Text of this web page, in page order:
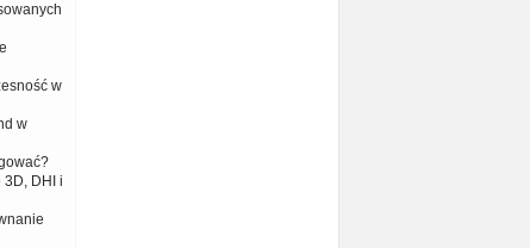
w
w
3D, DHI i